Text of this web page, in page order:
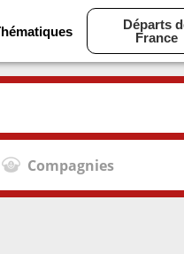
Départs
France
Compagnies